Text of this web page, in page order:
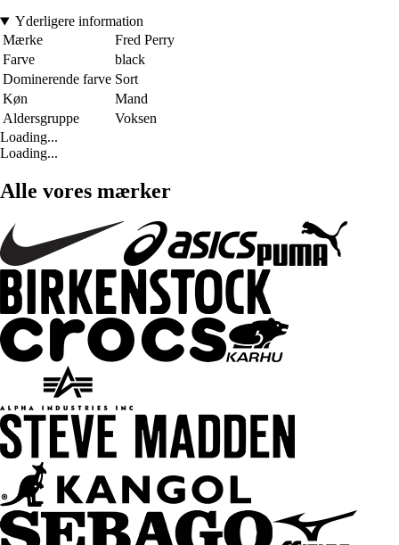
Yderligere information
Mærke
Fred Perry
Farve
black
Dominerende farve Sort
Køn
Mand
Aldersgruppe
Voksen
Loading...
Loading...
Alle vores mærker